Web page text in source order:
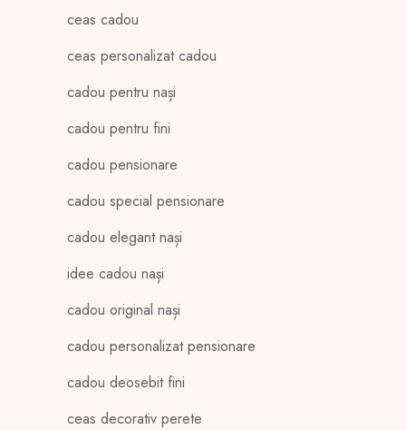
ceas cadou
ceas personalizat cadou
cadou pentru nași
cadou pentru fini
cadou pensionare
cadou special pensionare
cadou elegant nași
idee cadou nași
cadou original nași
cadou personalizat pensionare
cadou deosebit fini
ceas decorativ perete